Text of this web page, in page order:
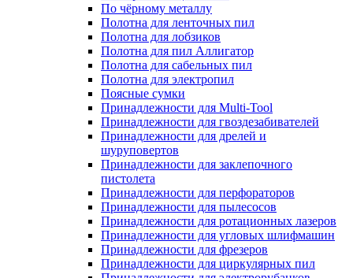
По чёрному металлу
Полотна для ленточных пил
Полотна для лобзиков
Полотна для пил Аллигатор
Полотна для сабельных пил
Полотна для электропил
Поясные сумки
Принадлежности для Multi-Tool
Принадлежности для гвоздезабивателей
Принадлежности для дрелей и
шуруповертов
Принадлежности для заклепочного
пистолета
Принадлежности для перфораторов
Принадлежности для пылесосов
Принадлежности для ротационных лазеров
Принадлежности для угловых шлифмашин
Принадлежности для фрезеров
Принадлежности для циркулярных пил